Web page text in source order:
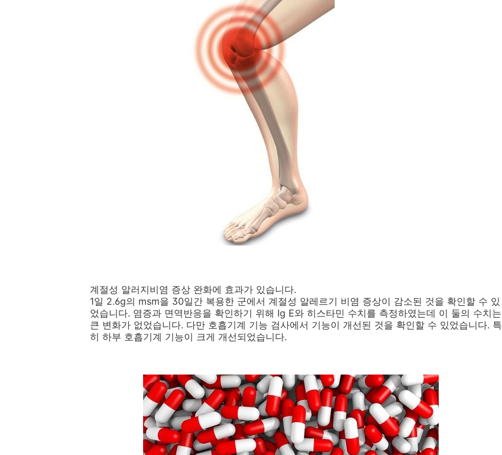
계절성 알러지비염 증상 완화에 효과가 있습니다.
1일 2.6g의 msm을 30일간 복용한 군에서 계절성 알레르기 비염 증상이 감소된 것을 확인할 수 있
었습니다. 염증과 면역반응을 확인하기 위해 Ig E와 히스타민 수치를 측정하였는데 이 둘의 수치는
큰 변화가 없었습니다. 다만 호흡기계 기능 검사에서 기능이 개선된 것을 확인할 수 있었습니다. 특
히 하부 호흡기계 기능이 크게 개선되었습니다.